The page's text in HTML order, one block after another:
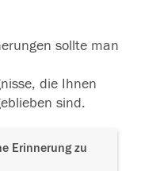
sollte man
die Ihnen
sind.
Erinnerung zu